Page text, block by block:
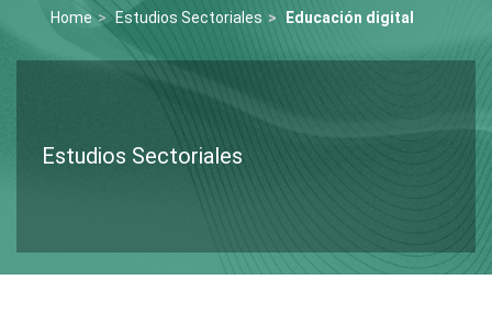
Home Estudios Sectoriales Educación digital
Estudios Sectoriales